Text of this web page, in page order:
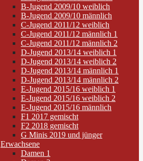
B-Jugend 2009/10 weiblich
B-Jugend 2009/10 männlich
C-Jugend 2011/12 weiblich
C-Jugend 2011/12 männlich 1
C-Jugend 2011/12 männlich 2
D-Jugend 2013/14 weiblich 1
D-Jugend 2013/14 weiblich 2
D-Jugend 2013/14 männlich 1
D-Jugend 2013/14 männlich 2
E-Jugend 2015/16 weiblich 1
E-Jugend 2015/16 weiblich 2
E-Jugend 2015/16 männlich
F1 2017 gemischt
F2 2018 gemischt
G Minis 2019 und jünger
Erwachsene
Damen 1